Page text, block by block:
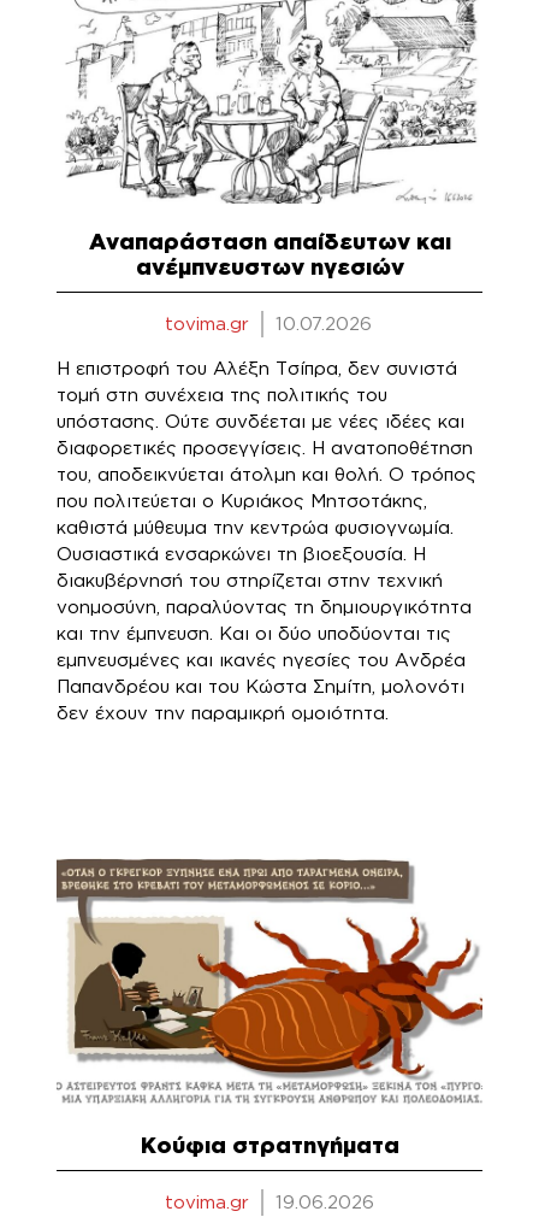
Αναπαράσταση απαίδευτων και
ανέμπνευστων ηγεσιών
tovima.gr 10.07.2026
Η επιστροφή του Αλέξη Τσίπρα, δεν συνιστά
τομή στη συνέχεια της πολιτικής του
υπόστασης. Ούτε συνδέεται με νέες ιδέες και
διαφορετικές προσεγγίσεις. Η ανατοποθέτηση
του, αποδεικνύεται άτολμη και θολή. Ο τρόπος
που πολιτεύεται ο Κυριάκος Μητσοτάκης,
καθιστά μύθευμα την κεντρώα φυσιογνωμία.
Ουσιαστικά ενσαρκώνει τη βιοεξουσία. Η
διακυβέρνησή του στηρίζεται στην τεχνική
νοημοσύνη, παραλύοντας τη δημιουργικότητα
και την έμπνευση. Και οι δύο υποδύονται τις
εμπνευσμένες και ικανές ηγεσίες του Ανδρέα
Παπανδρέου και του Κώστα Σημίτη, μολονότι
δεν έχουν την παραμικρή ομοιότητα.
Κούφια στρατηγήματα
tovima.gr 19.06.2026